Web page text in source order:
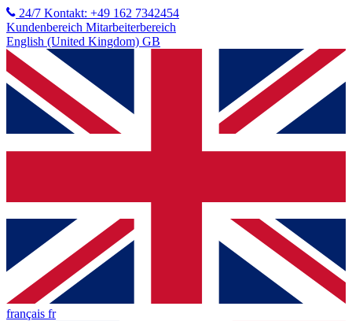
24/7 Kontakt: +49 162 7342454
Kundenbereich Mitarbeiterbereich
English (United Kingdom) GB
français fr